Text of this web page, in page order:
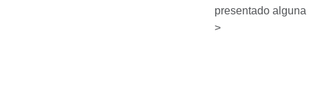
presentado
>